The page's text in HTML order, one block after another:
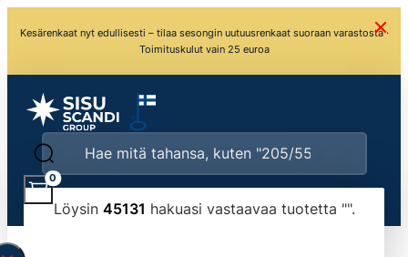
Kesärenkaat nyt edullisesti – tilaa sesongin uutuusrenkaat suoraan varastosta ·
Toimituskulut vain 25 euroa
Löysin 45131 hakuasi vastaavaa tuotetta "".
0